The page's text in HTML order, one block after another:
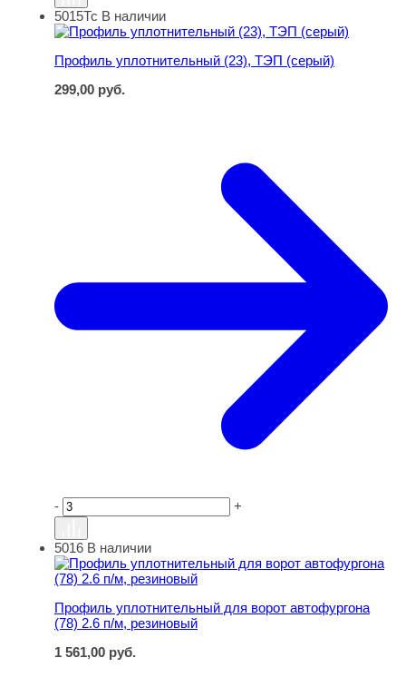
Профиль уплотнительный (23), ТЭП (серый)
5015Тс В наличии
Профиль уплотнительный (23), ТЭП (серый)
299,00 руб.
- +
Профиль уплотнительный для ворот автофургона (78)
5016 В наличии
Профиль уплотнительный для ворот автофургона
(78) 2.6 п/м, резиновый
1 561,00 руб.